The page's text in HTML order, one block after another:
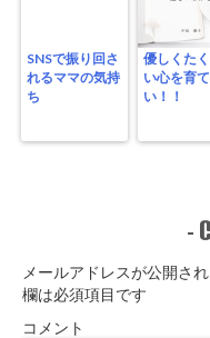
SNSで振り回さ
れるママの気持
ち
優しくた
い心を育
い！！
-
メールアドレスが公開さ
欄は必須項目です
コメント